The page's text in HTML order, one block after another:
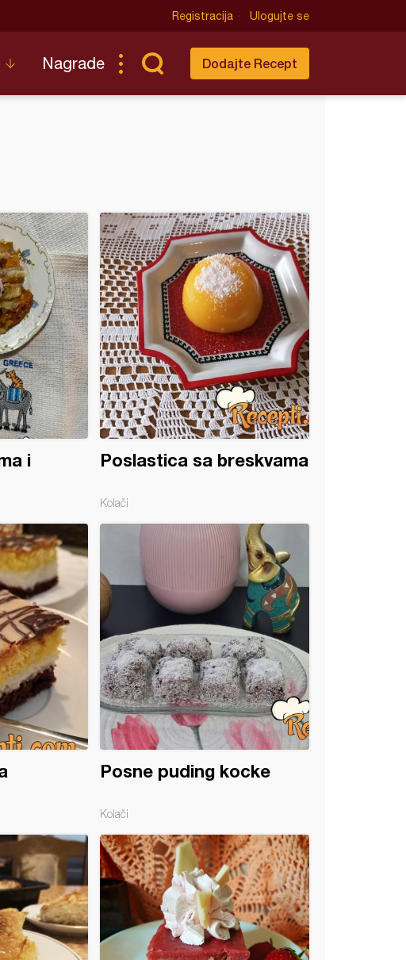
Registracija Ulogujte se
Nagrade Dodajte Recept
i
Poslastica sa breskvama
Kolači
Posne puding kocke
Kolači